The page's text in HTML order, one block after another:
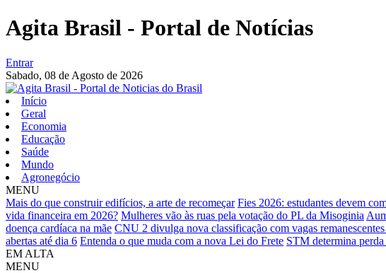
Agita Brasil - Portal de Notícias
Entrar
Sabado, 08 de Agosto de 2026
Início
Geral
Economia
Educação
Saúde
Mundo
Agronegócio
MENU
Mais do que construir edifícios, a arte de recomeçar Fies 2026: estudantes devem
vida financeira em 2026? Mulheres vão às ruas pela votação do PL da Misoginia
doença cardíaca na mãe CNU 2 divulga nova classificação com vagas
abertas até dia 6 Entenda o que muda com a nova Lei do Frete STM determina
EM ALTA
MENU